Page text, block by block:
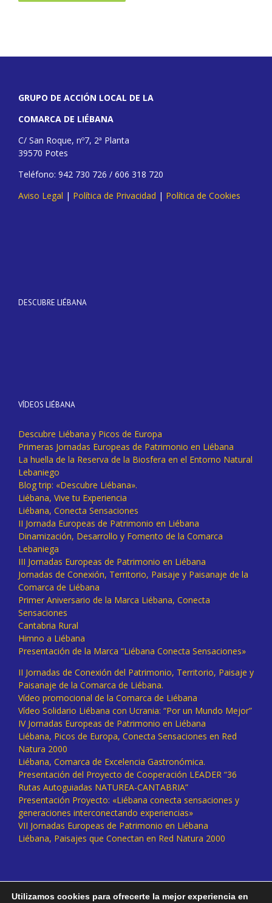
GRUPO DE ACCIÓN LOCAL DE LA
COMARCA DE LIÉBANA
C/ San Roque, nº7, 2ª Planta
39570 Potes
Teléfono: 942 730 726 / 606 318 720
Aviso Legal | Política de Privacidad | Política de Cookies
DESCUBRE LIÉBANA
VÍDEOS LIÉBANA
Descubre Liébana y Picos de Europa
Primeras Jornadas Europeas de Patrimonio en Liébana
La huella de la Reserva de la Biosfera en el Entorno Natural
Lebaniego
Blog trip: «Descubre Liébana».
Liébana, Vive tu Experiencia
Liébana, Conecta Sensaciones
II Jornada Europeas de Patrimonio en Liébana
Dinamización, Desarrollo y Fomento de la Comarca
Lebaniega
III Jornadas Europeas de Patrimonio en Liébana
Jornadas de Conexión, Territorio, Paisaje y Paisanaje de la
Comarca de Liébana
Primer Aniversario de la Marca Liébana, Conecta
Sensaciones
Cantabria Rural
Himno a Liébana
Presentación de la Marca “Liébana Conecta Sensaciones»
II Jornadas de Conexión del Patrimonio, Territorio, Paisaje y
Paisanaje de la Comarca de Liébana.
Vídeo promocional de la Comarca de Liébana
Vídeo Solidario Liébana con Ucrania: “Por un Mundo Mejor”
IV Jornadas Europeas de Patrimonio en Liébana
Liébana, Picos de Europa, Conecta Sensaciones en Red
Natura 2000
Liébana, Comarca de Excelencia Gastronómica.
Presentación del Proyecto de Cooperación LEADER “36
Rutas Autoguiadas NATUREA-CANTABRIA”
Presentación Proyecto: «Liébana conecta sensaciones y
generaciones interconectando experiencias»
VII Jornadas Europeas de Patrimonio en Liébana
Liébana, Paisajes que Conectan en Red Natura 2000
Utilizamos cookies para ofrecerte la mejor experiencia en